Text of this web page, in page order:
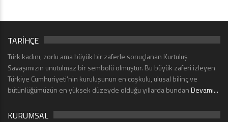
TARİHÇE
Türk kadını, zorlu ama büyük bir zaferle sonuçlanan Kurtuluş
Savaşımızın unutulmaz bir sembolü olmuştur. Bu büyük zaferi izleyen
Türkiye Cumhuriyeti’nin kuruluşunun en coşkulu, ulusal bilinç ve
bütünlüğümüzün en yüksek düzeyde olduğu yıllarda bundanDevamı...
KURUMSAL